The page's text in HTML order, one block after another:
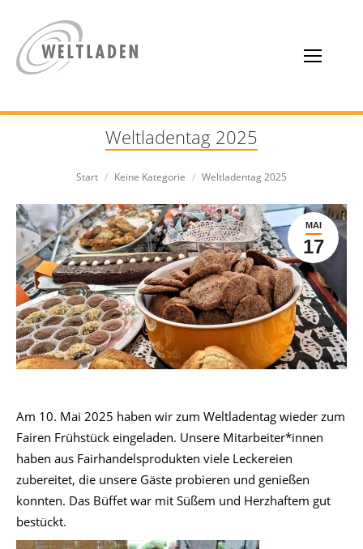
Weltladentag 2025
Sie befinden sich hier:
Start Keine Kategorie Weltladentag 2025
MAI
17
Am 10. Mai 2025 haben wir zum Weltladentag wieder zum
Fairen Frühstück eingeladen. Unsere Mitarbeiter*innen
haben aus Fairhandelsprodukten viele Leckereien
zubereitet, die unsere Gäste probieren und genießen
konnten. Das Büffet war mit Süßem und Herzhaftem gut
bestückt.